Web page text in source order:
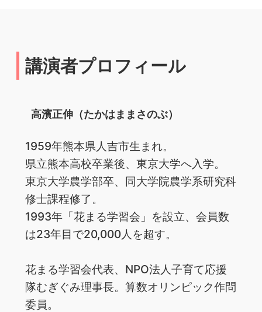
講演者プロフィール
高濱正伸（たかはままさのぶ）
1959年熊本県人吉市生まれ。
県立熊本高校卒業後、東京大学へ入学。
東京大学農学部卒、同大学院農学系研究科
修士課程修了。
1993年「花まる学習会」を設立、会員数
は23年目で20,000人を超す。
花まる学習会代表、NPO法人子育て応援
隊むぎぐみ理事長。算数オリンピック作問
委員。